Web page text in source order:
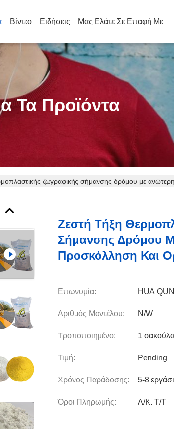
Βίντεο Ειδήσεις Μας Ελάτε Σε Επαφή Με
Τα Προϊόντα
ζωγραφικής σήμανσης δρόμου με
Ζεστή Τήξη
Σήμανσης Δρόμου
Προσκόλληση Και
Επωνυμία: HUA QUN
Αριθμός Μοντέλου: N/W
Τροποποιημένο: 1 σακούλα
Τιμή: Pending
Χρόνος Παράδοσης: 5-8
Όροι Πληρωμής: Λ/Κ, Τ/Τ